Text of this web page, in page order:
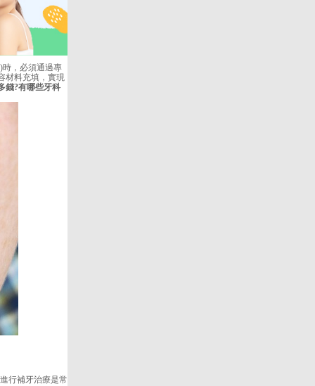
，必須通過專
材料充填，實現
錢?有哪些牙科
行補牙治療是常